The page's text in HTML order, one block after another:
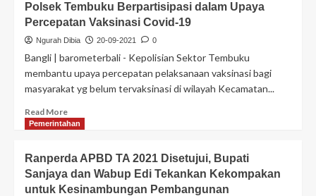
Polsek Tembuku Berpartisipasi dalam Upaya
Percepatan Vaksinasi Covid-19
Ngurah Dibia 20-09-2021 0
Bangli | barometerbali - Kepolisian Sektor Tembuku
membantu upaya percepatan pelaksanaan vaksinasi bagi
masyarakat yg belum tervaksinasi di wilayah Kecamatan...
Read More
Pemerintahan
Ranperda APBD TA 2021 Disetujui, Bupati
Sanjaya dan Wabup Edi Tekankan Kekompakan
untuk Kesinambungan Pembangunan